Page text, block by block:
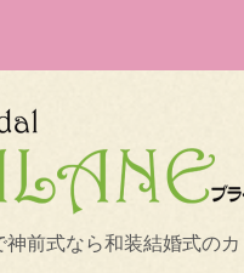
神前式なら和装結婚式の